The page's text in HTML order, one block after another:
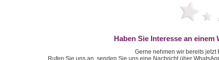
Haben Sie Interesse an
Gerne nehmen wir bereits